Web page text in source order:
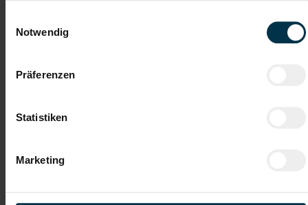
Notwendig
Präferenzen
Statistiken
Marketing
Weitere interessante Jobmöglichkeiten